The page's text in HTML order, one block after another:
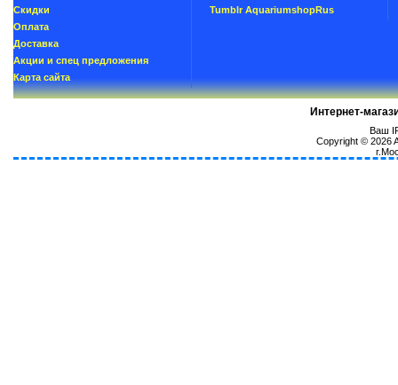
Скидки
Oплатa
Доставка
Акции и спец предложения
Карта сайта
Tumblr AquariumshopRus
Интернет-
Ваш
Copyright © 2026